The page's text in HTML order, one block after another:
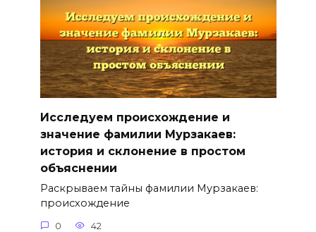
Исследуем происхождение и
значение фамилии Мурзакаев:
история и склонение в простом
объяснении
Раскрываем тайны фамилии Мурзакаев:
происхождение
0 42